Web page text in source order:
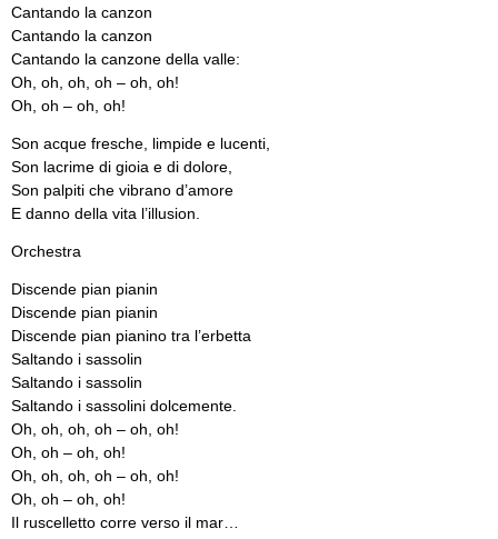
Cantando la canzon
Cantando la canzon
Cantando la canzone della valle:
Oh, oh, oh, oh – oh, oh!
Oh, oh – oh, oh!
Son acque fresche, limpide e lucenti,
Son lacrime di gioia e di dolore,
Son palpiti che vibrano d’amore
E danno della vita l’illusion.
Orchestra
Discende pian pianin
Discende pian pianin
Discende pian pianino tra l’erbetta
Saltando i sassolin
Saltando i sassolin
Saltando i sassolini dolcemente.
Oh, oh, oh, oh – oh, oh!
Oh, oh – oh, oh!
Oh, oh, oh, oh – oh, oh!
Oh, oh – oh, oh!
Il ruscelletto corre verso il mar…